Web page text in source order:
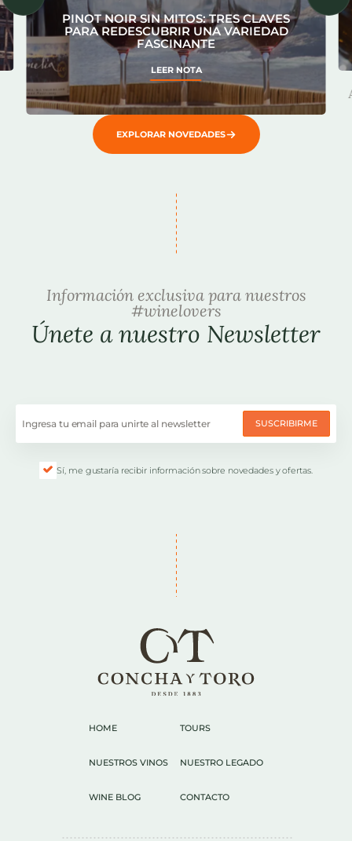
PINOT NOIR SIN MITOS: TRES CLAVES
PARA REDESCUBRIR UNA VARIEDAD
FASCINANTE
LEER NOTA
EXPLORAR NOVEDADES
Información exclusiva para nuestros
#winelovers
Únete a nuestro Newsletter
SUSCRIBIRME
Sí, me gustaría recibir información sobre novedades y ofertas.
HOME TOURS
NUESTROS VINOS NUESTRO LEGADO
WINE BLOG CONTACTO